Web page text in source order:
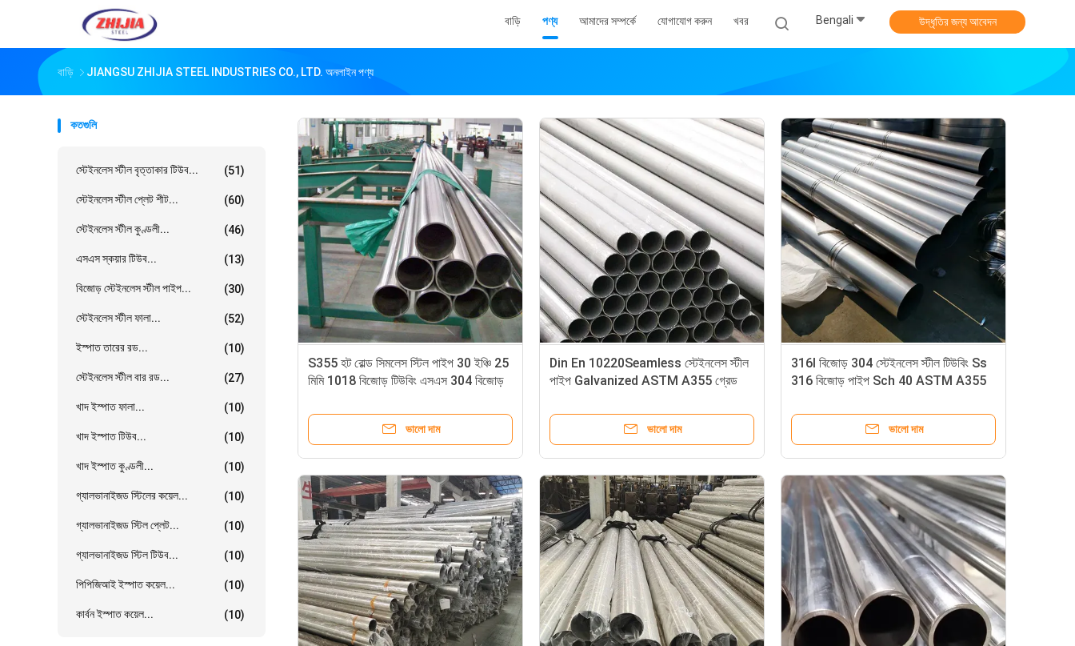
বাড়ি পণ্য আমাদের সম্পর্কে যোগাযোগ করুন খবর Bengali উদ্ধৃতির জন্য আবেদন
বাড়ি JIANGSU ZHIJIA STEEL INDUSTRIES CO., LTD. অনলাইন পণ্য
কতগুলি
স্টেইনলেস স্টীল বৃত্তাকার টিউব... (51)
স্টেইনলেস স্টীল প্লেট শীট... (60)
স্টেইনলেস স্টীল কুণ্ডলী... (46)
এসএস স্কয়ার টিউব... (13)
বিজোড় স্টেইনলেস স্টীল পাইপ... (30)
স্টেইনলেস স্টীল ফালা... (52)
ইস্পাত তারের রড... (10)
স্টেইনলেস স্টীল বার রড... (27)
খাদ ইস্পাত ফালা... (10)
খাদ ইস্পাত টিউব... (10)
খাদ ইস্পাত কুণ্ডলী... (10)
গ্যালভানাইজড স্টিলের কয়েল... (10)
গ্যালভানাইজড স্টিল প্লেট... (10)
গ্যালভানাইজড স্টিল টিউব... (10)
পিপিজিআই ইস্পাত কয়েল... (10)
কার্বন ইস্পাত কয়েল... (10)
S355 হট রোল্ড সিমলেস স্টিল পাইপ 30 ইঞ্চি 25
মিমি 1018 বিজোড় টিউবিং এসএস 304 বিজোড়
ভালো দাম
Din En 10220Seamless স্টেইনলেস স্টীল
পাইপ Galvanized ASTM A355 গ্রেড
ভালো দাম
316l বিজোড় 304 স্টেইনলেস স্টীল টিউবিং Ss
316 বিজোড় পাইপ Sch 40 ASTM A355
ভালো দাম